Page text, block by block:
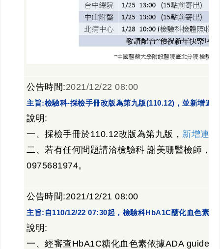
公告時間:2021/12/22 08:00
主旨:檢驗科-採檢手冊改版為第九版(110.12)，並新增連
說明:
一、採檢手冊於110.12改版為第九版， 新增連結
二、若有任何問題請洽檢驗科 謝美珊醫檢師，
0975681974。
公告時間:2021/12/21 08:00
主旨:自110/12/22 07:30起，檢驗科HbA1C醣化血色素
說明:
一、經審查HbA1C糖化血色素依據ADA